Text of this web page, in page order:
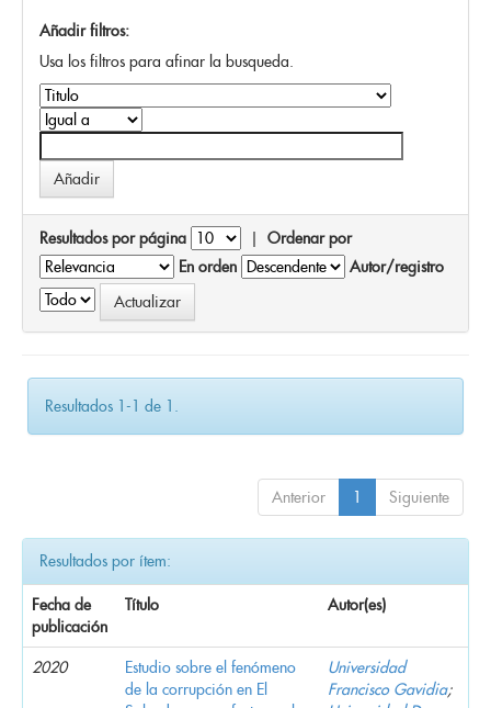
Añadir filtros:
Usa los filtros para afinar la busqueda.
Resultados por página | Ordenar por
En orden
Autor/registro
Resultados 1-1 de 1.
Anterior 1 Siguiente
Resultados por ítem:
Fecha de
publicación
Título Autor(es)
2020
Estudio sobre el fenómeno
de la corrupción en El
Universidad
Francisco Gavidia;